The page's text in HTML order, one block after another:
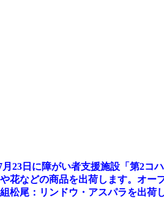
23日に障がい者支援施設「第2コ
花などの商品を出荷します。オー
尾：リンドウ・アスパラを出荷